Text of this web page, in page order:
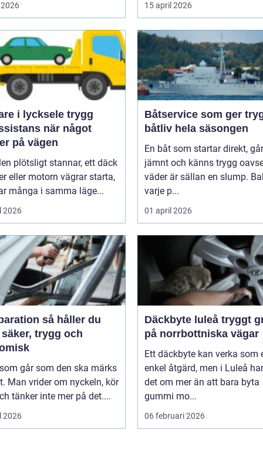
15 april 2026
i lycksele trygg
när något
på vägen
plötsligt stannar, ett däck
eller motorn vägrar starta,
många i samma läge...
2026
Båtservice som ger
båtliv hela säsongen
En båt som startar direkt, går
jämnt och känns trygg
väder är sällan en slump.
varje p...
01 april 2026
så håller du
trygg och
går som den ska märks
Man vrider om nyckeln, kör
tänker inte mer på det....
2026
Däckbyte luleå tryggt grepp
på norrbottniska vägar
Ett däckbyte kan verka som
enkel åtgärd, men i Luleå
det om mer än att bara byta
gummi mo...
06 februari 2026